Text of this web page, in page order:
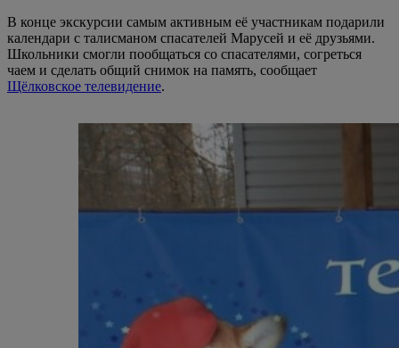
В конце экскурсии самым активным её участникам подарили
календари с талисманом спасателей Марусей и её друзьями.
Школьники смогли пообщаться со спасателями, согреться
чаем и сделать общий снимок на память, сообщает
Щёлковское телевидение.